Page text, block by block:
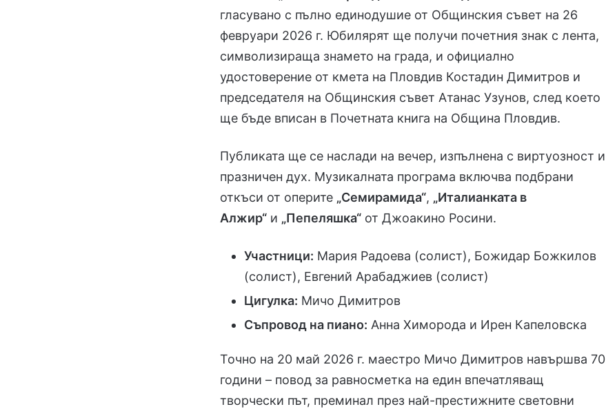
гласувано с пълно единодушие от Общинския съвет на 26
февруари 2026 г. Юбилярят ще получи почетния знак с лента,
символизираща знамето на града, и официално
удостоверение от кмета на Пловдив Костадин Димитров и
председателя на Общинския съвет Атанас Узунов, след което
ще бъде вписан в Почетната книга на Община Пловдив.
Публиката ще се наслади на вечер, изпълнена с виртуозност и
празничен дух. Музикалната програма включва подбрани
откъси от оперите „Семирамида“, „Италианката в
Алжир“ и „Пепеляшка“ от Джоакино Росини.
Участници: Мария Радоева (солист), Божидар Божкилов
(солист), Евгений Арабаджиев (солист)
Цигулка: Мичо Димитров
Съпровод на пиано: Анна Химорода и Ирен Капеловска
Точно на 20 май 2026 г. маестро Мичо Димитров навършва 70
години – повод за равносметка на един впечатляващ
творчески път, преминал през най-престижните световни